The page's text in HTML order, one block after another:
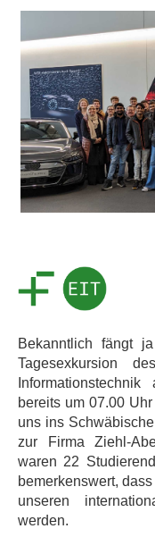
Bekanntlich fängt
Tagesexkursion
bereits um 07.00
uns ins
zur Firma Ziehl-
waren 22
bemerkenswert,
unseren
werden.